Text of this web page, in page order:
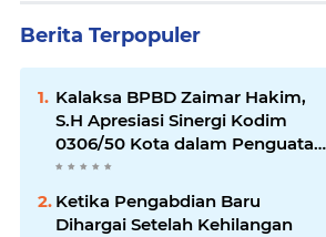
Berita Terpopuler
Kalaksa BPBD Zaimar Hakim,
S.H Apresiasi Sinergi Kodim
0306/50 Kota dalam Penguatan
Mitigasi dan Penanganan
Bencana
Ketika Pengabdian Baru
Dihargai Setelah Kehilangan